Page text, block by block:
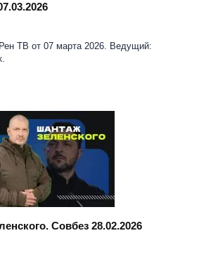
ТВ от 07 марта 2026. Ведущий:
Совбез 28.02.2026